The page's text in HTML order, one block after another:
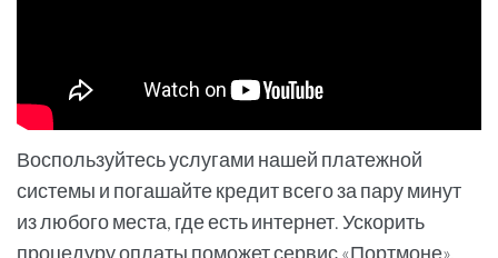
Воспользуйтесь услугами нашей платежной
системы и погашайте кредит всего за пару минут
из любого места, где есть интернет. Ускорить
процедуру оплаты поможет сервис «Портмоне».